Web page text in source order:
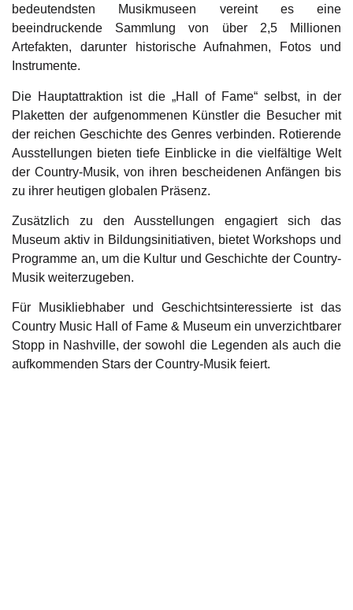
bedeutendsten Musikmuseen vereint es eine
beeindruckende Sammlung von über 2,5 Millionen
Artefakten, darunter historische Aufnahmen, Fotos und
Instrumente.
Die Hauptattraktion ist die „Hall of Fame“ selbst, in der
Plaketten der aufgenommenen Künstler die Besucher mit
der reichen Geschichte des Genres verbinden. Rotierende
Ausstellungen bieten tiefe Einblicke in die vielfältige Welt
der Country-Musik, von ihren bescheidenen Anfängen bis
zu ihrer heutigen globalen Präsenz.
Zusätzlich zu den Ausstellungen engagiert sich das
Museum aktiv in Bildungsinitiativen, bietet Workshops und
Programme an, um die Kultur und Geschichte der Country-
Musik weiterzugeben.
Für Musikliebhaber und Geschichtsinteressierte ist das
Country Music Hall of Fame & Museum ein unverzichtbarer
Stopp in Nashville, der sowohl die Legenden als auch die
aufkommenden Stars der Country-Musik feiert.